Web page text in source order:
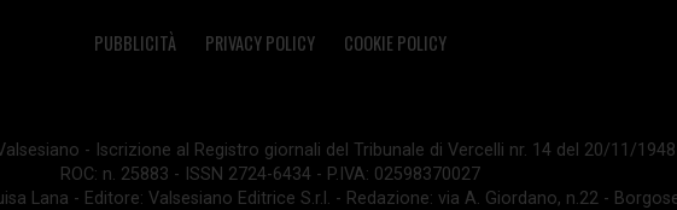
PUBBLICITÀ PRIVACY POLICY COOKIE POLICY
- Iscrizione al Registro giornali del Tribunale di Vercelli nr. 14 del 20/11/1948
ROC: n. 25883 - ISSN 2724-6434 - P.IVA: 02598370027
Lana - Editore: Valsesiano Editrice S.r.l. - Redazione: via A. Giordano, n.22 -